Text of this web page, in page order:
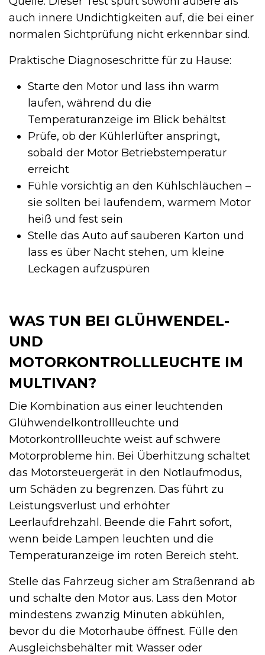
auch innere Undichtigkeiten auf, die bei einer
normalen Sichtprüfung nicht erkennbar sind.
Praktische Diagnoseschritte für zu Hause:
Starte den Motor und lass ihn warm
laufen, während du die
Temperaturanzeige im Blick behältst
Prüfe, ob der Kühlerlüfter anspringt,
sobald der Motor Betriebstemperatur
erreicht
Fühle vorsichtig an den Kühlschläuchen –
sie sollten bei laufendem, warmem Motor
heiß und fest sein
Stelle das Auto auf sauberen Karton und
lass es über Nacht stehen, um kleine
Leckagen aufzuspüren
WAS TUN BEI GLÜHWENDEL-
UND
MOTORKONTROLLLEUCHTE IM
MULTIVAN?
Die Kombination aus einer leuchtenden
Glühwendelkontrollleuchte und
Motorkontrollleuchte weist auf schwere
Motorprobleme hin. Bei Überhitzung schaltet
das Motorsteuergerät in den Notlaufmodus,
um Schäden zu begrenzen. Das führt zu
Leistungsverlust und erhöhter
Leerlaufdrehzahl. Beende die Fahrt sofort,
wenn beide Lampen leuchten und die
Temperaturanzeige im roten Bereich steht.
Stelle das Fahrzeug sicher am Straßenrand ab
und schalte den Motor aus. Lass den Motor
mindestens zwanzig Minuten abkühlen,
bevor du die Motorhaube öffnest. Fülle den
Ausgleichsbehälter mit Wasser oder